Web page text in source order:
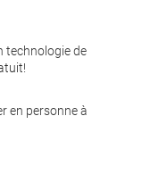
technologie de
!
en personne à